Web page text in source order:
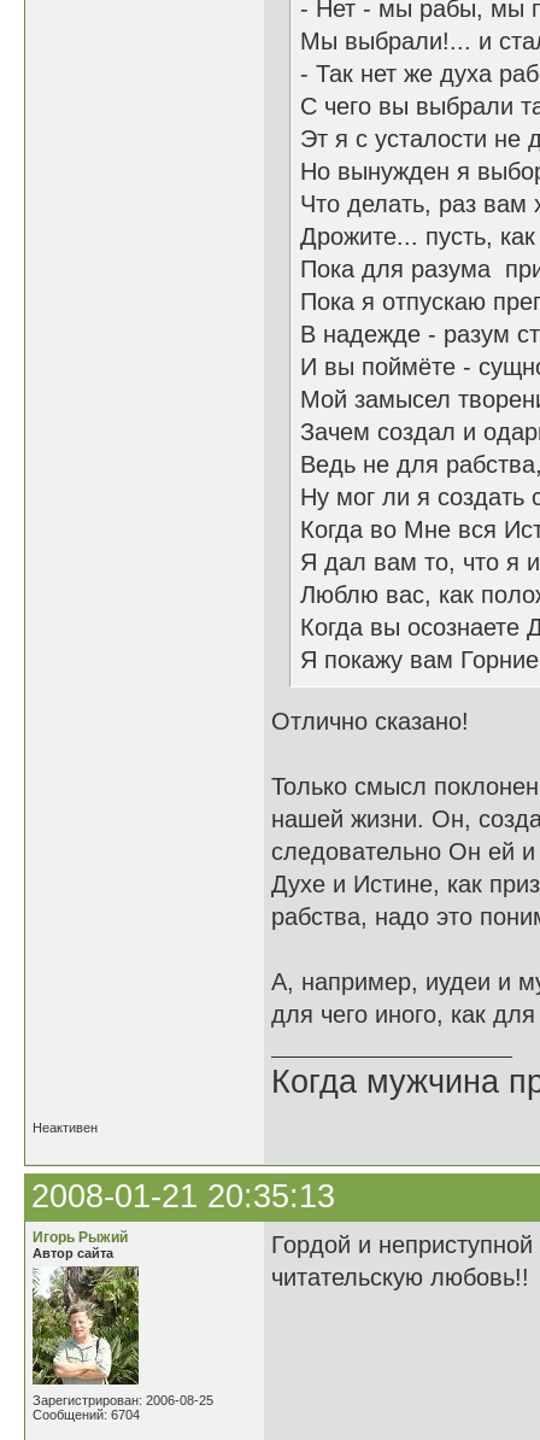
- Нет - мы рабы, мы
Мы выбрали!... и
- Так нет же духа
С чего вы выбрали
Эт я с усталости не
Но вынужден я
Что делать, раз вам
Дрожите... пусть, как
Пока для разума
Пока я отпускаю
В надежде - разум
И вы поймёте -
Мой замысел
Зачем создал и
Ведь не для
Ну мог ли я создать
Когда во Мне вся
Я дал вам то, что я
Люблю вас, как
Когда вы осознаете
Я покажу вам
Отлично сказано!
Только смысл
нашей жизни. Он,
следовательно Он ей
Духе и Истине, как
рабства, надо это
А, например, иудеи и
для чего иного, как
Когда мужчина
Неактивен
2008-01-21 20:35:13
Игорь Рыжий
Автор сайта
Зарегистрирован: 2006-08-25
Сообщений: 6704
Гордой и
читательскую любовь!!